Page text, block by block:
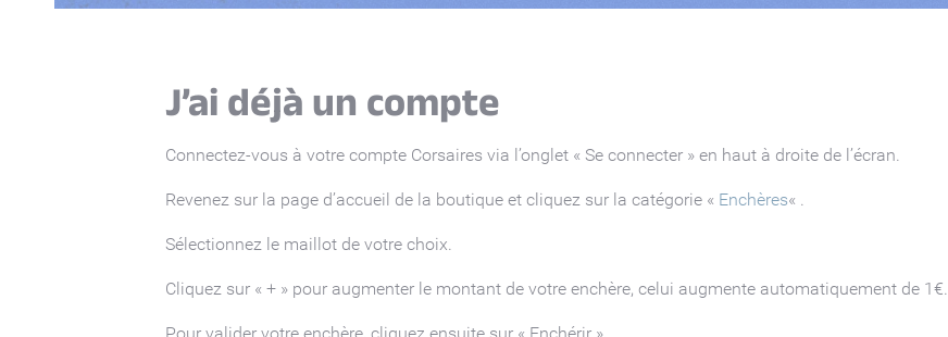
J’ai déjà un compte
Connectez-vous à votre compte Corsaires via l’onglet « Se connecter » en haut à droite de l’écran.
Revenez sur la page d’accueil de la boutique et cliquez sur la catégorie « Enchères« .
Sélectionnez le maillot de votre choix.
Cliquez sur « + » pour augmenter le montant de votre enchère, celui augmente automatiquement de 1€.